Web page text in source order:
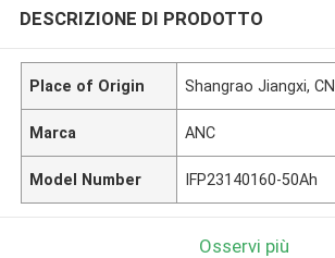
DESCRIZIONE DI PRODOTTO
Place of Origin Shangrao Jiangxi, CN
Marca ANC
Model Number IFP23140160-50Ah
Osservi più